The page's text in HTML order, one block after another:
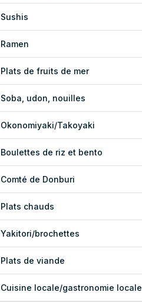
Sushis
Ramen
Plats de fruits de mer
Soba, udon, nouilles
Okonomiyaki/Takoyaki
Boulettes de riz et bento
Comté de Donburi
Plats chauds
Yakitori/brochettes
Plats de viande
Cuisine locale/gastronomie locale